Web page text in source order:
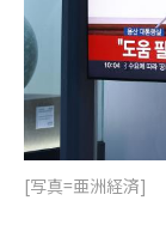
[写真=亜洲経済]